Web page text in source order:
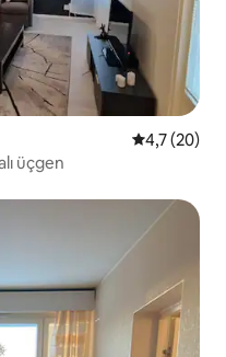
5 üzerinden
4,7 (20)
üçgen